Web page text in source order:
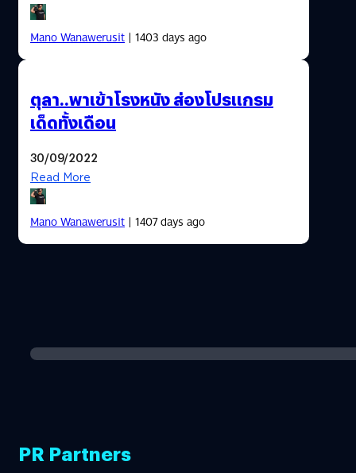
Mano Wanawerusit| 1403 days ago
ตุลา..พาเข้าโรงหนัง ส่องโปรแกรม
เด็ดทั้งเดือน
30/09/2022
Read More
Mano Wanawerusit| 1407 days ago
PR Partners